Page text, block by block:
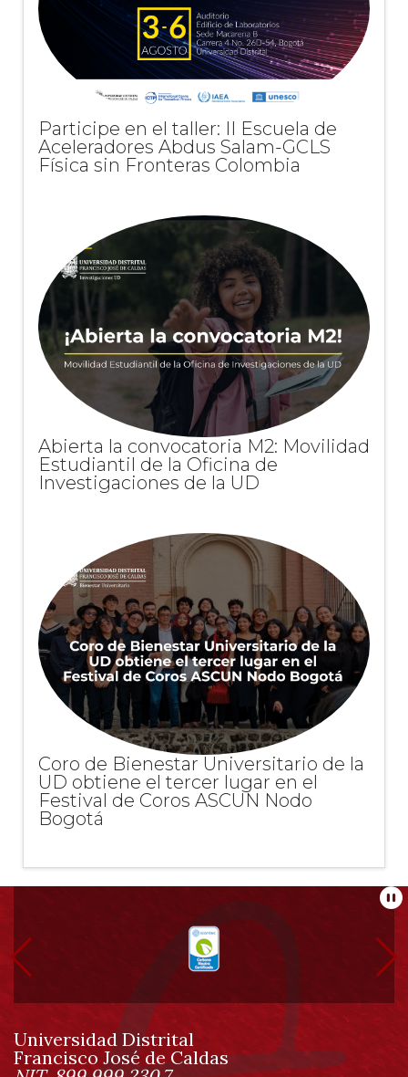
Participe en el taller: II Escuela de
Aceleradores Abdus Salam-GCLS
Física sin Fronteras Colombia
Abierta la convocatoria M2: Movilidad
Estudiantil de la Oficina de
Investigaciones de la UD
Coro de Bienestar Universitario de la
UD obtiene el tercer lugar en el
Festival de Coros ASCUN Nodo
Bogotá
Información
pie
de
página
Información
Universidad Distrital
Francisco José de Caldas